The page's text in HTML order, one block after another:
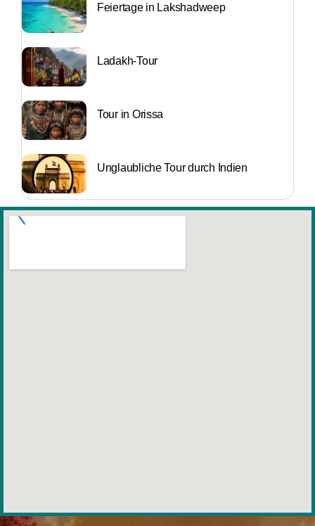
Feiertage in Lakshadweep
Ladakh-Tour
Tour in Orissa
Unglaubliche Tour durch Indien